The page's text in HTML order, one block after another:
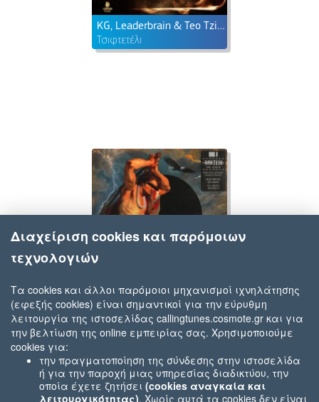
KG, Leaderbrain & Teo Tzimas
Τσιφτετέλι
Mike G & Leaderbrain
Ταλιμπάν
Διαχείριση cookies και παρόμοιων
τεχνολογιών
Τα cookies και άλλοι παρόμοιοι μηχανισμοί ιχνηλάτησης
(εφεξής cookies) είναι σημαντικοί για την εύρυθμη
λειτουργία της ιστοσελίδας callingtunes.cosmote.gr και για
την βελτίωση της online εμπειρίας σας. Χρησιμοποιούμε
cookies για:
την πραγματοποίηση της σύνδεσης στην ιστοσελίδα
ή για την παροχή μιας υπηρεσίας διαδικτύου, την
οποία έχετε ζητήσει (cookies αναγκαία και
λειτουργικότητας). Χωρίς αυτά τα cookies δεν είναι